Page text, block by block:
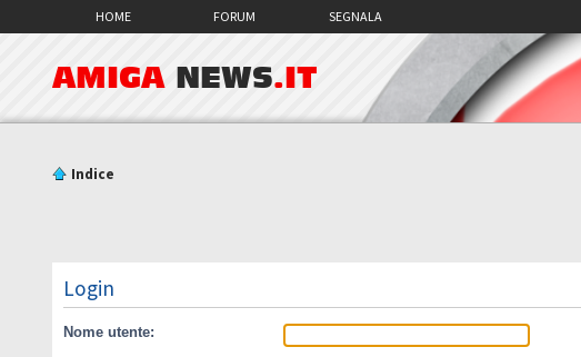
HOME FORUM SEGNALA
AMIGA NEWS.IT
Indice
Login
Nome utente: